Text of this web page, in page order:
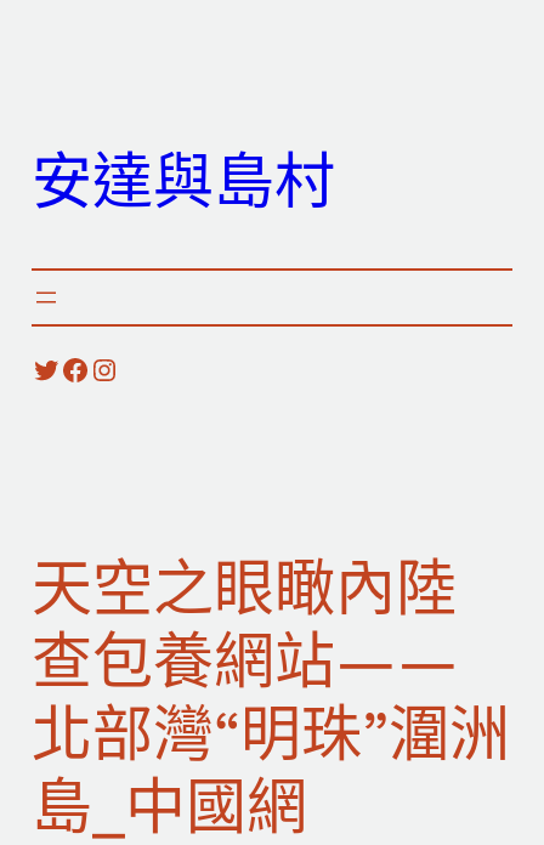
安達與島村
X Facebook Instagram
天空之眼瞰內陸
查包養網站——
北部灣“明珠”潿洲
島_中國網